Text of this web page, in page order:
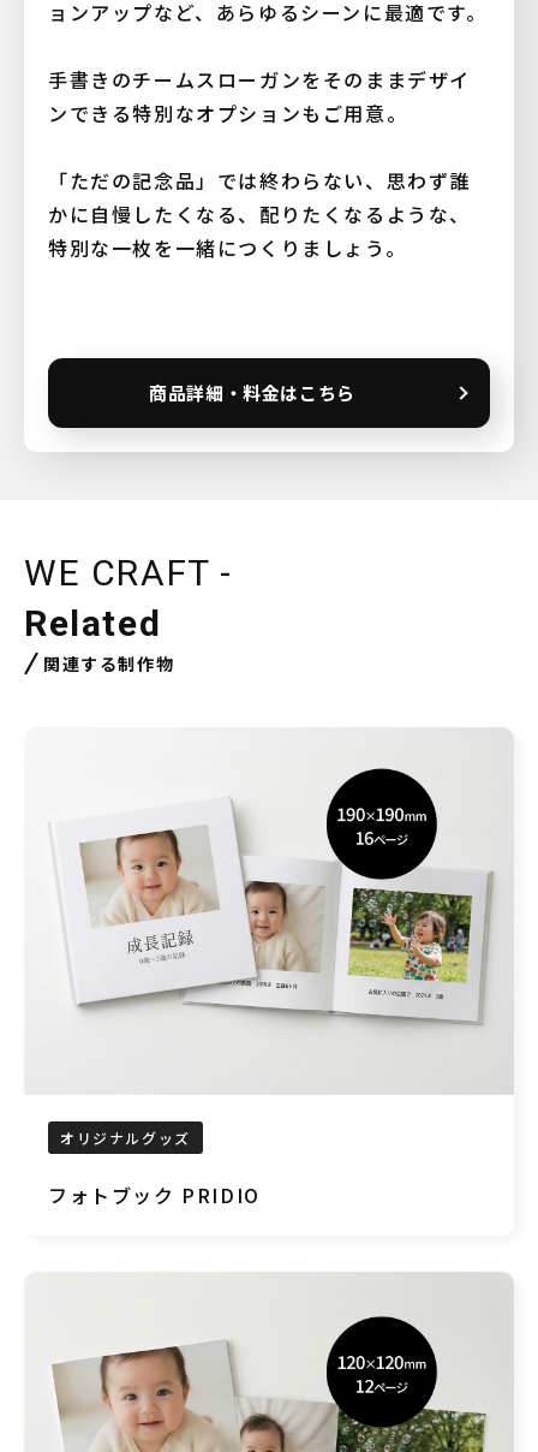
ョンアップなど、あらゆるシーンに最適です。
手書きのチームスローガンをそのままデザイ
ンできる特別なオプションもご用意。
「ただの記念品」では終わらない、思わず誰
かに自慢したくなる、配りたくなるような、
特別な一枚を一緒につくりましょう。
商品詳細・料金はこちら
WE CRAFT -
Related
関連する制作物
オリジナルグッズ
フォトブック PRIDIO